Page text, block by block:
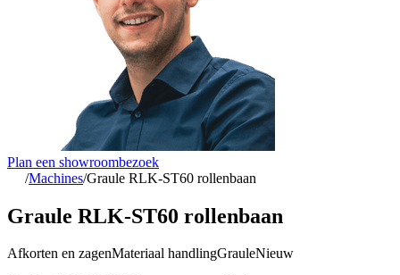
Plan een showroombezoek
/Machines/Graule RLK-ST60 rollenbaan
Graule RLK-ST60 rollenbaan
Afkorten en zagenMateriaal handlingGrauleNieuw